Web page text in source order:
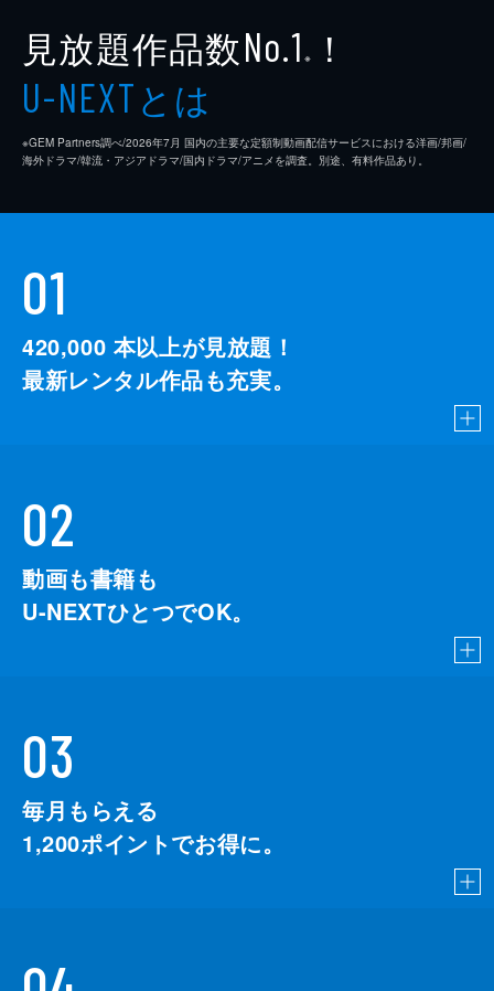
見放題作品数No.1 ※ ！
U-NEXTとは
※GEM Partners調べ/2026年7⽉ 国内の主要な定額制動画配信サービスにおける洋画/邦画/
海外ドラマ/韓流・アジアドラマ/国内ドラマ/アニメを調査。別途、有料作品あり。
01
420,000 本以上が見放題！
最新レンタル作品も充実。
02
動画も書籍も
U-NEXTひとつでOK。
03
毎月もらえる
1,200ポイントでお得に。